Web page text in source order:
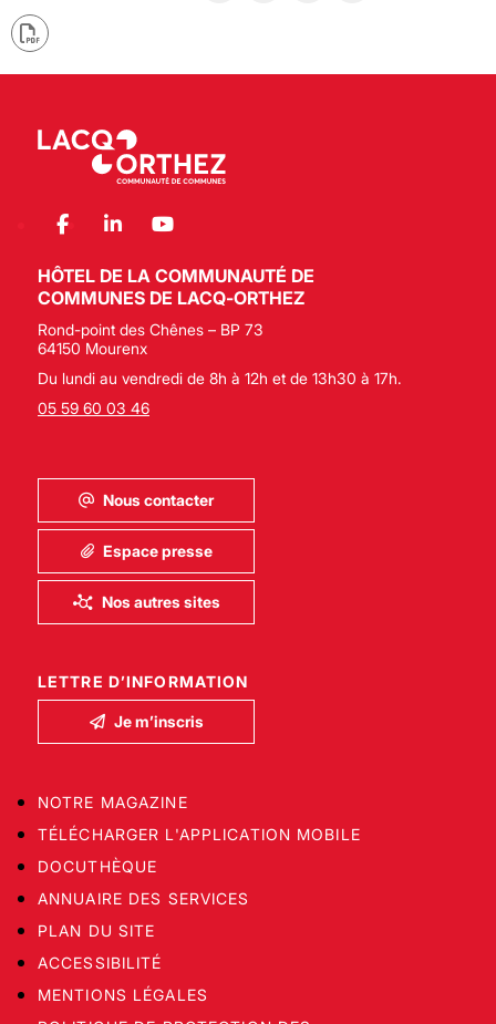
HÔTEL DE LA COMMUNAUTÉ DE
COMMUNES DE LACQ-ORTHEZ
Rond-point des Chênes – BP 73
64150 Mourenx
Du lundi au vendredi de 8h à 12h et de 13h30 à 17h.
05 59 60 03 46
Nous contacter
Espace presse
Nos autres sites
LETTRE D’INFORMATION
Je m’inscris
NOTRE MAGAZINE
TÉLÉCHARGER L'APPLICATION MOBILE
DOCUTHÈQUE
ANNUAIRE DES SERVICES
PLAN DU SITE
ACCESSIBILITÉ
MENTIONS LÉGALES